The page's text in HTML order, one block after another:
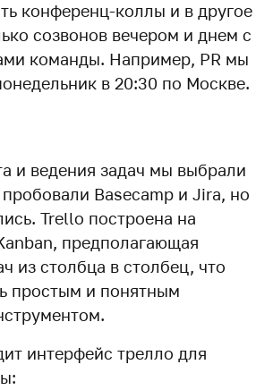
конференц-коллы и в другое
созвонов вечером и днем с
команды. Например, PR мы
в 20:30 по Москве.
и ведения задач мы выбрали
Basecamp и Jira, но
Trello построена на
предполагающая
из столбца в столбец, что
простым и понятным
интерфейс трелло для